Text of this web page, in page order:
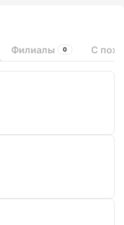
Филиалы 0 С